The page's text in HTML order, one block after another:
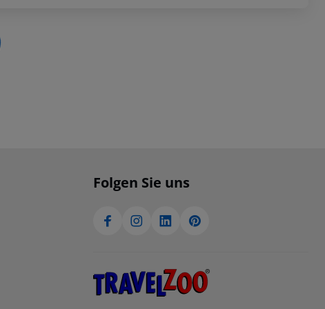
Folgen Sie uns